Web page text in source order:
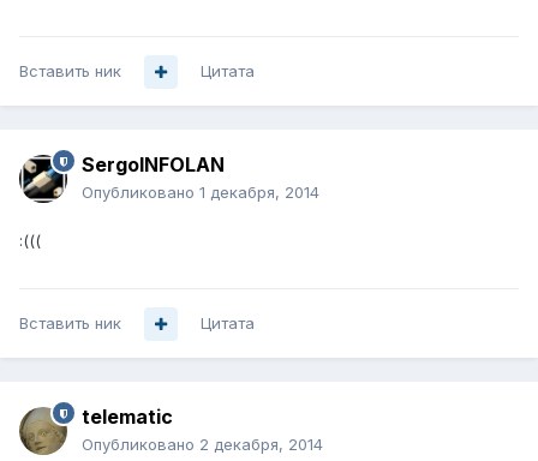
Вставить ник Цитата
SergoINFOLAN
Опубликовано 1 декабря, 2014
:(((
Вставить ник Цитата
telematic
Опубликовано 2 декабря, 2014